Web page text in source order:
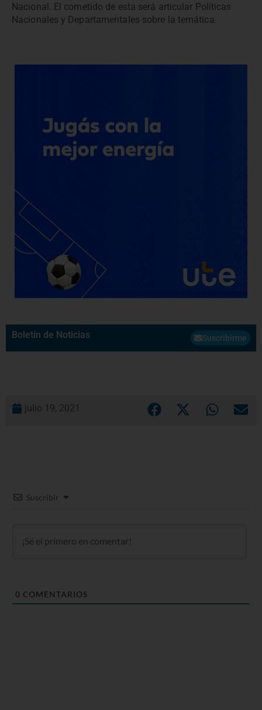
Nacional. El cometido de esta será articular Políticas
Nacionales y Departamentales sobre la temática.
Boletín de Noticias Suscribirme
julio 19, 2021
Suscribir
0 COMENTARIOS